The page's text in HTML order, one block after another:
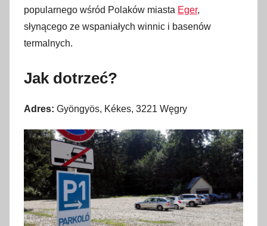
popularnego wśród Polaków miasta Eger,
słynącego ze wspaniałych winnic i basenów
termalnych.
Jak dotrzeć?
Adres: Gyöngyös, Kékes, 3221 Węgry